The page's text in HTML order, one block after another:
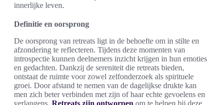
innerlijke leven.
Definitie en oorsprong
De oorsprong van retreats ligt in de behoefte om in stilte en
afzondering te reflecteren. Tijdens deze momenten van
introspectie kunnen deelnemers inzicht krijgen in hun emoties
en gedachten. Dankzij de sereniteit die retreats bieden,
ontstaat de ruimte voor zowel zelfonderzoek als spirituele
groei. Door afstand te nemen van de dagelijkse drukte kan
men zich beter verbinden met zijn of haar echte gevoelens en